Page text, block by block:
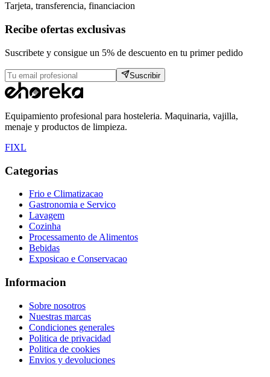
Tarjeta, transferencia, financiacion
Recibe ofertas exclusivas
Suscribete y consigue un 5% de descuento en tu primer pedido
Suscribir
Equipamiento profesional para hosteleria. Maquinaria, vajilla,
menaje y productos de limpieza.
FIXL
Categorias
Frio e Climatizacao
Gastronomia e Servico
Lavagem
Cozinha
Processamento de Alimentos
Bebidas
Exposicao e Conservacao
Informacion
Sobre nosotros
Nuestras marcas
Condiciones generales
Politica de privacidad
Politica de cookies
Envios y devoluciones